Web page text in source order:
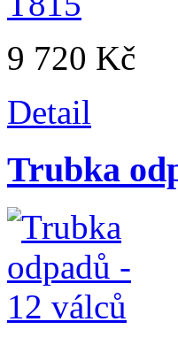
9 720 Kč
Detail
Trubka